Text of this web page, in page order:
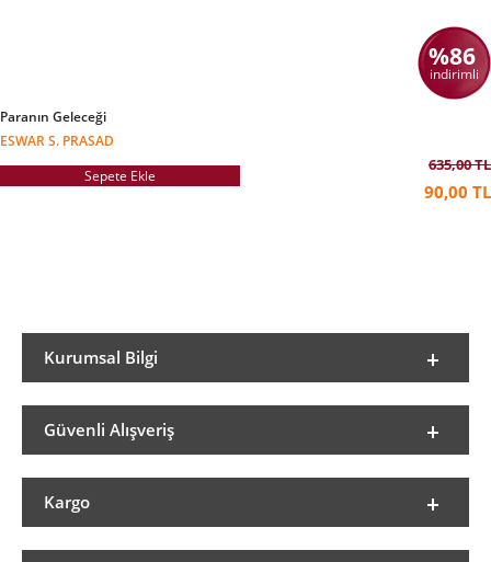
%86
indirimli
Paranın Geleceği
ESWAR S. PRASAD
Sepete Ekle
635,00 TL
90,00 TL
Kurumsal Bilgi
Güvenli Alışveriş
Kargo